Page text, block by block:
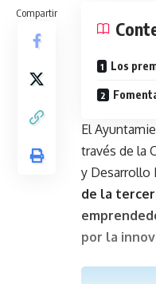
Compartir
Los
El
través de la
y Desarrollo
de la
por la